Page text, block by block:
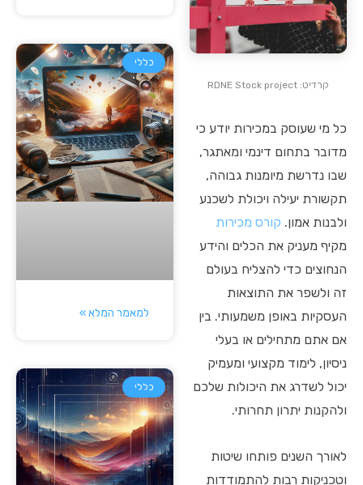
קרדיט: RDNE Stock project
כל מי שעוסק במכירות יודע כי
מדובר בתחום דינמי ומאתגר,
שבו נדרשת מיומנות גבוהה,
תקשורת יעילה ויכולת לשכנע
ולבנות אמון. קורס מכירות
מקיף מעניק את הכלים והידע
הנחוצים כדי להצליח בעולם
זה ולשפר את התוצאות
העסקיות באופן משמעותי. בין
אם אתם מתחילים או בעלי
ניסיון, לימוד מקצועי ומעמיק
יכול לשדרג את היכולות שלכם
ולהקנות יתרון תחרותי.
לאורך השנים פותחו שיטות
וטכניקות רבות להתמודדות
כללי
למאמר המלא »
כללי